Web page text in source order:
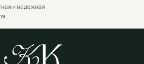
и надежная